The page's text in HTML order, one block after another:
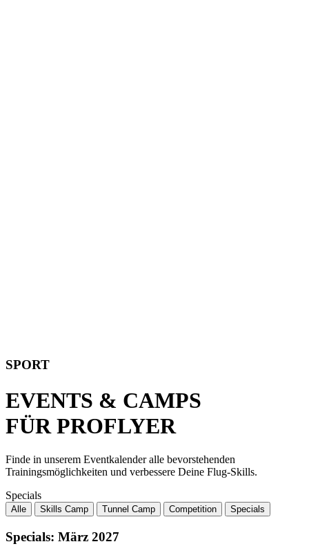
SPORT
EVENTS & CAMPS
FÜR PROFLYER
Finde in unserem Eventkalender alle bevorstehenden
Trainingsmöglichkeiten und verbessere Deine Flug-Skills.
Specials
Alle Skills Camp Tunnel Camp Competition Specials
Specials: März 2027